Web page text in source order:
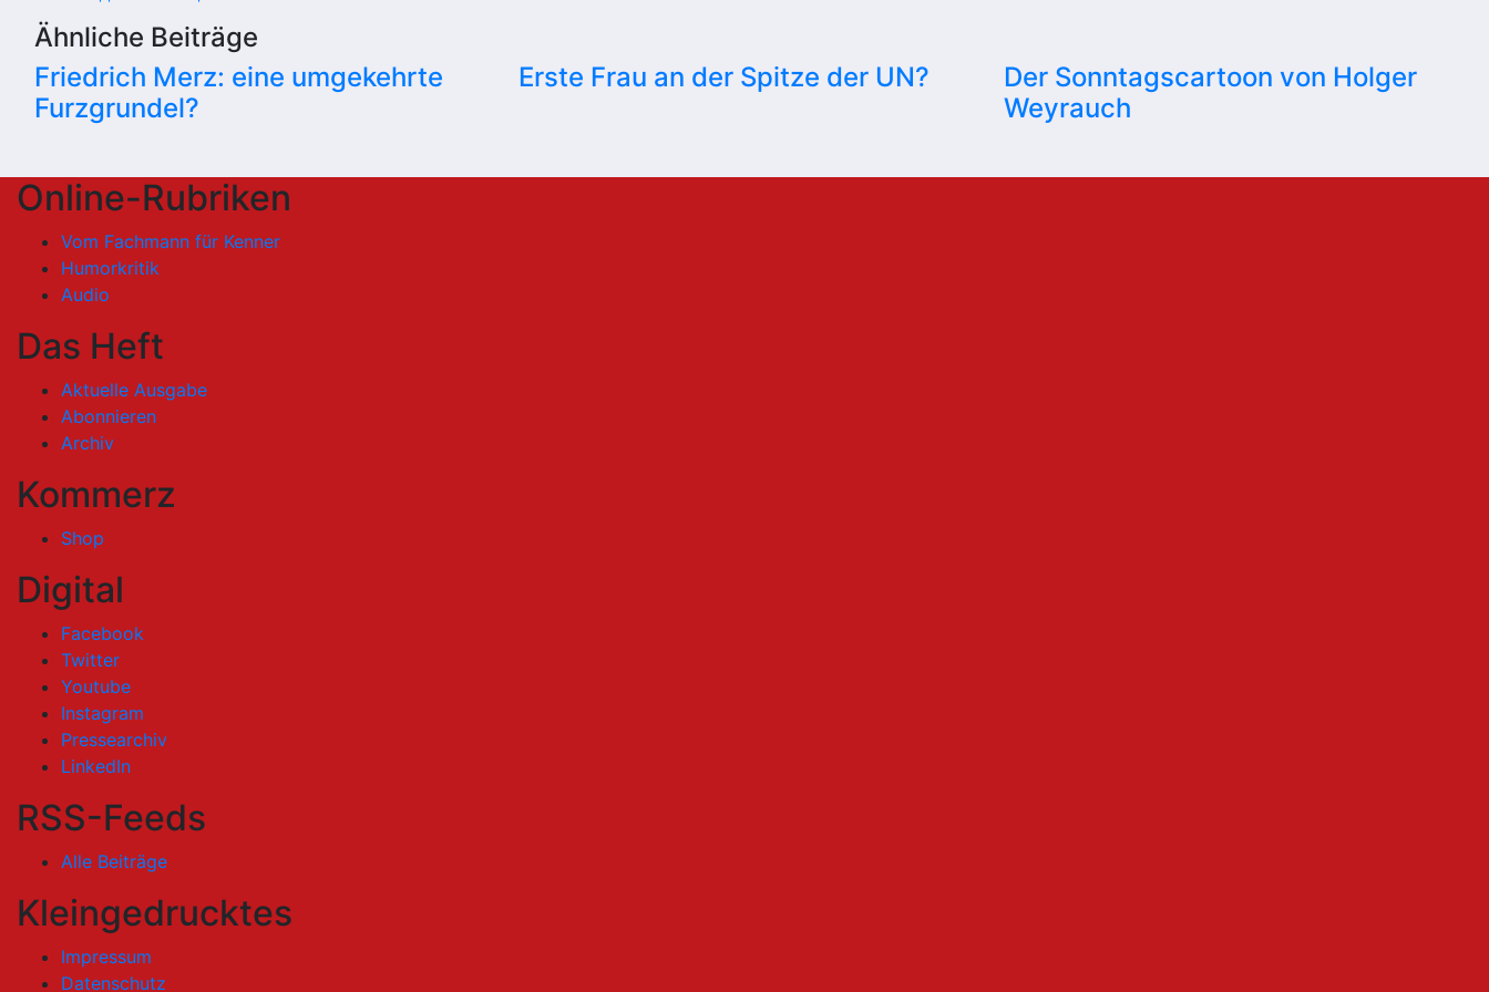
Ähnliche Beiträge
Friedrich Merz: eine umgekehrte
Furzgrundel?
Erste Frau an der Spitze der UN?
Der Sonntagscartoon von Holger
Weyrauch
Online-Rubriken
Vom Fachmann für Kenner
Humorkritik
Audio
Das Heft
Aktuelle Ausgabe
Abonnieren
Archiv
Kommerz
Shop
Digital
Facebook
Twitter
Youtube
Instagram
Pressearchiv
LinkedIn
RSS-Feeds
Alle Beiträge
Kleingedrucktes
Impressum
Datenschutz